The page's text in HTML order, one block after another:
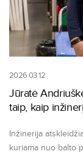
2026 03 12
Jūratė
taip, kaip
Inžinerija
kuriama nuo balto